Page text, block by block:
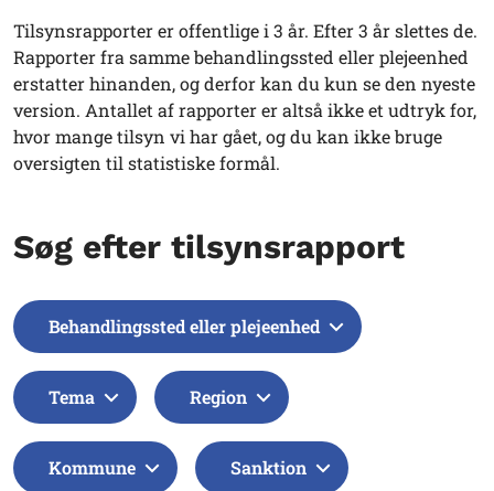
Tilsynsrapporter er offentlige i 3 år. Efter 3 år slettes de.
Rapporter fra samme behandlingssted eller plejeenhed
erstatter hinanden, og derfor kan du kun se den nyeste
version. Antallet af rapporter er altså ikke et udtryk for,
hvor mange tilsyn vi har gået, og du kan ikke bruge
oversigten til statistiske formål.
Søg efter tilsynsrapport
Behandlingssted eller plejeenhed
Tema Region
Kommune Sanktion